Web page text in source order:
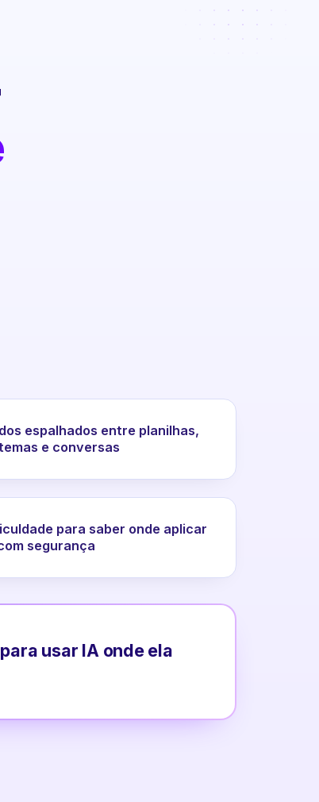
espalhados entre planilhas,
e conversas
para saber onde aplicar
segurança
para usar IA onde ela